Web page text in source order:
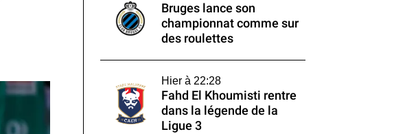
Bruges lance son
championnat comme sur
des roulettes
Hier à 22:28
Fahd El Khoumisti rentre
dans la légende de la
Ligue 3